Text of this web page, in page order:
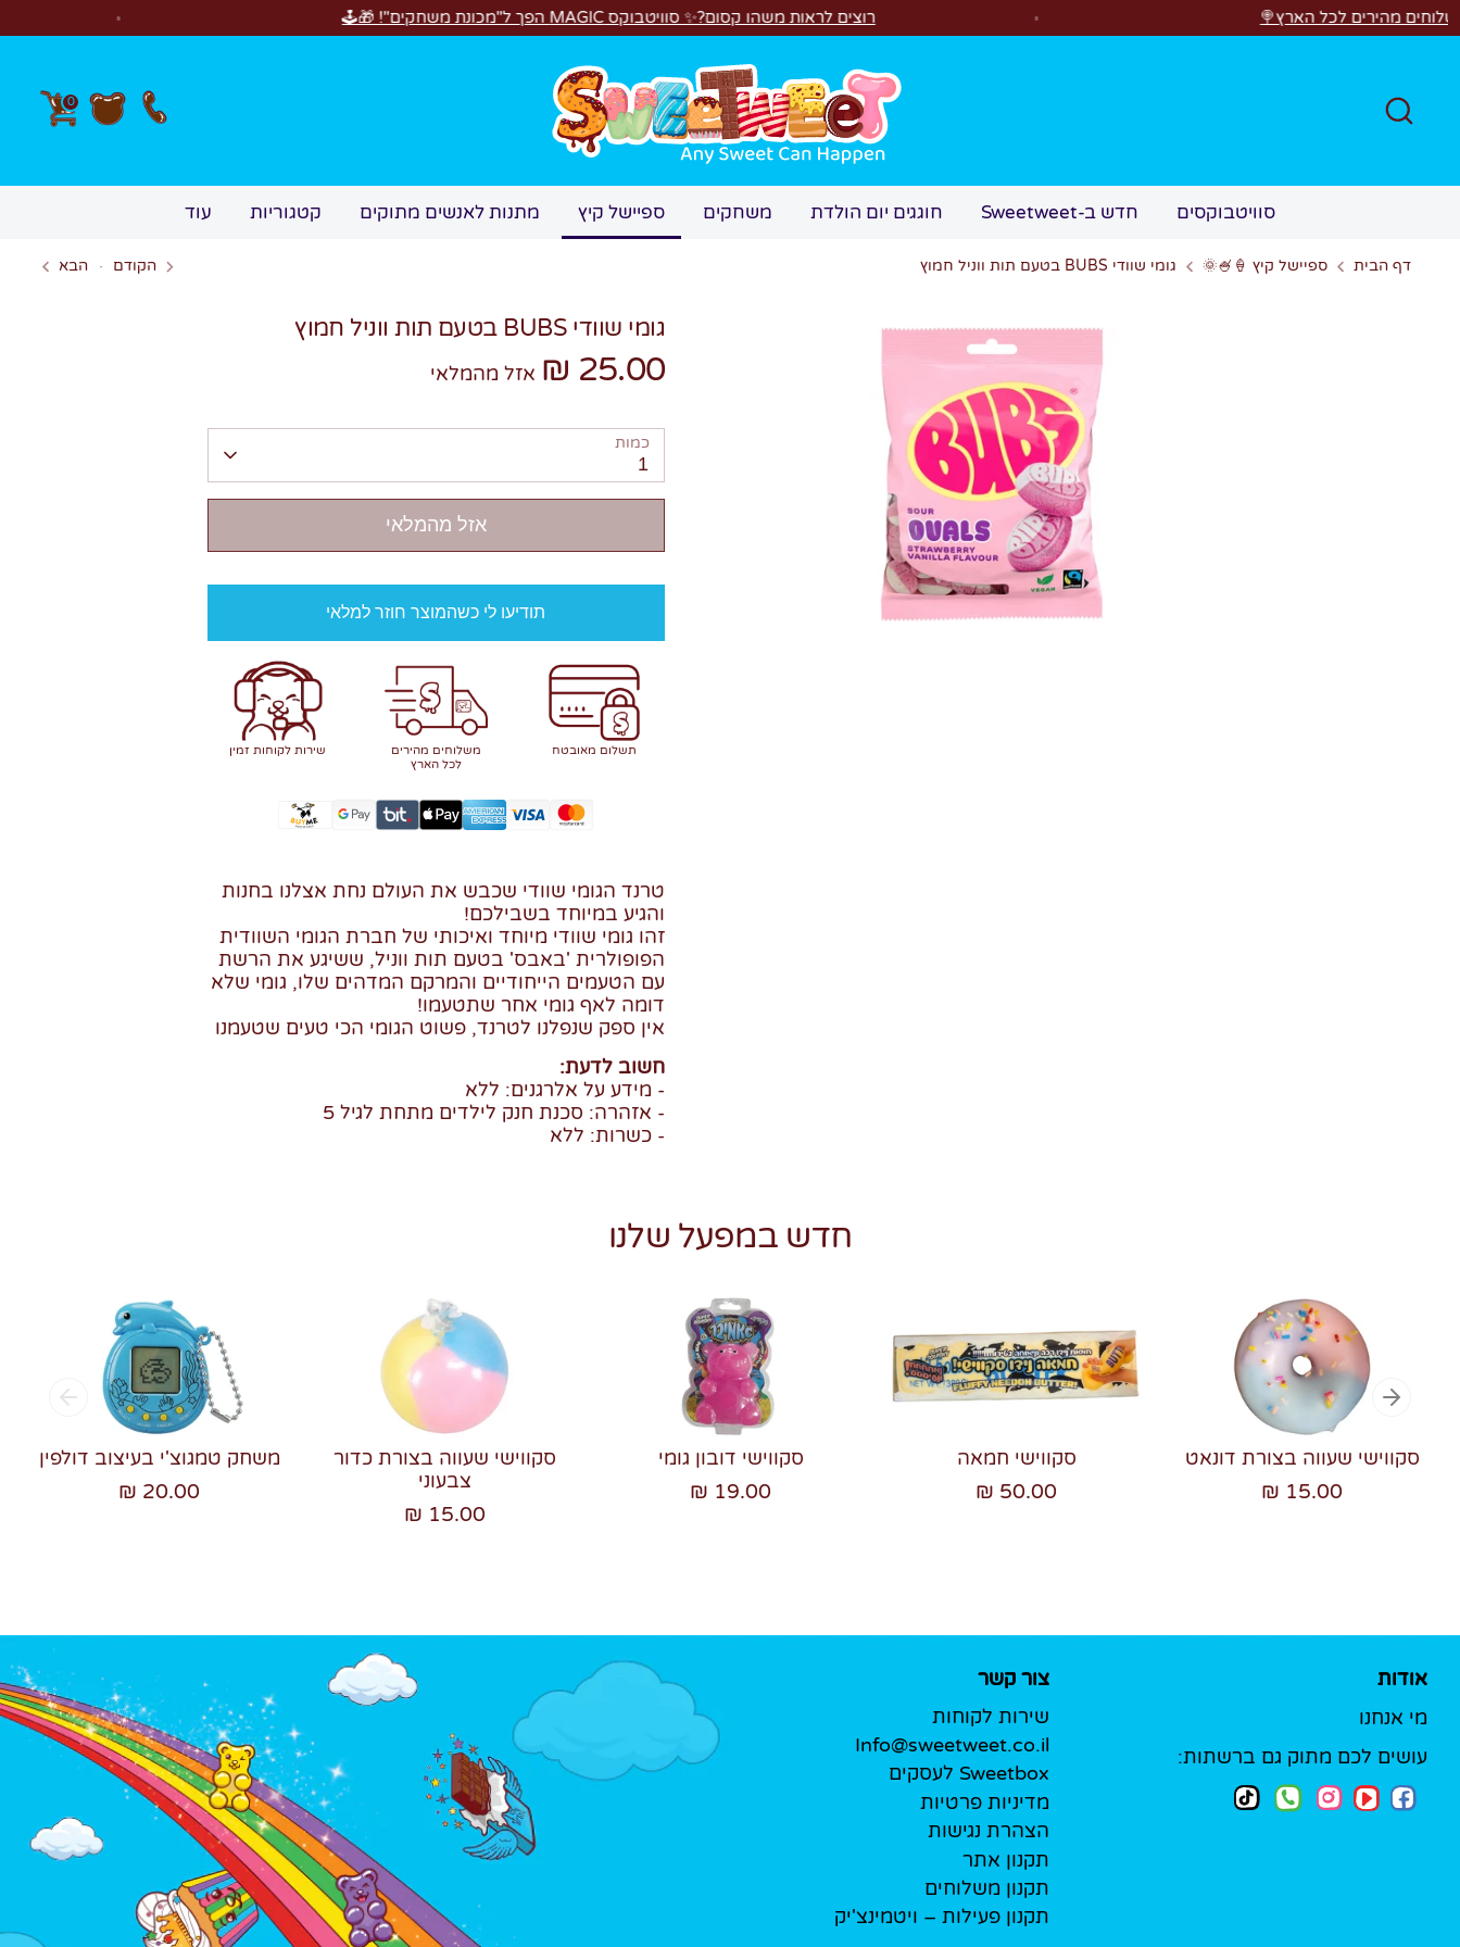
דלגלכל הארץ🍭 רוצים לראות משהו קסום?✨ סוויטבוקס MAGIC הפך ל"מכונת משחקים"! 🎁🕹️
חיפוש 0
סוויטבוקסים חדש ב-Sweetweet חוגגים יום הולדת משחקים ספיישל קיץ מתנות לאנשים מתוקים קטגוריות עוד
דף הבית ספיישל קיץ 🍦🍧🌞 גומי שוודי BUBS בטעם תות ווניל חמוץ הקודם הבא
גומי שוודי BUBS בטעם תות ווניל חמוץ
25.00 ₪ אזל מהמלאי
כמות
1
אזל מהמלאי
תודיעו לי כשהמוצר חוזר למלאי
תשלום מאובטח
משלוחים מהירים
לכל הארץ
שירות לקוחות זמין
טרנד הגומי שוודי שכבש את העולם נחת אצלנו בחנות
והגיע במיוחד בשבילכם!
זהו גומי שוודי מיוחד ואיכותי של חברת הגומי השוודית
הפופולרית 'באבס' בטעם תות ווניל, ששיגע את הרשת
עם הטעמים הייחודיים והמרקם המדהים שלו, גומי שלא
דומה לאף גומי אחר שתטעמו!
אין ספק שנפלנו לטרנד, פשוט הגומי הכי טעים שטעמנו
חשוב לדעת:
- מידע על אלרגנים: ללא
- אזהרה: סכנת חנק לילדים מתחת לגיל 5
- כשרות: ללא
חדש במפעל שלנו
משחק טמגוצ'י בעיצוב דולפין
20.00 ₪
סקווישי שעווה בצורת כדור
צבעוני
15.00 ₪
סקווישי דובון גומי
19.00 ₪
סקווישי חמאה
50.00 ₪
סקווישי שעווה בצורת דונאט
15.00 ₪
אודות
מי אנחנו
עושים לכם מתוק גם ברשתות:
צור קשר
שירות לקוחות
Info@sweetweet.co.il
Sweetbox לעסקים
מדיניות פרטיות
הצהרת נגישות
תקנון אתר
תקנון משלוחים
תקנון פעילות – ויטמינצ'יק